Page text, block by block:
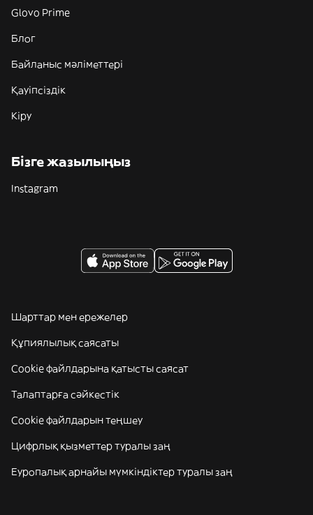
Glovo Prime
Блог
Байланыс мәліметтері
Қауіпсіздік
Кіру
Бізге жазылыңыз
Instagram
Шарттар мен ережелер
Құпиялылық саясаты
Cookie файлдарына қатысты саясат
Талаптарға сәйкестік
Cookie файлдарын теңшеу
Цифрлық қызметтер туралы заң
Еуропалық арнайы мүмкіндіктер туралы заң